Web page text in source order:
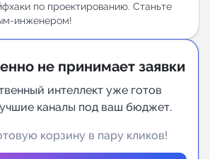
каналов в Telegram
каналов
сопровождение
по проектированию. Станьте
инженером!
не принимает заявки
интеллект уже готов
каналы под ваш бюджет.
корзину в пару кликов!